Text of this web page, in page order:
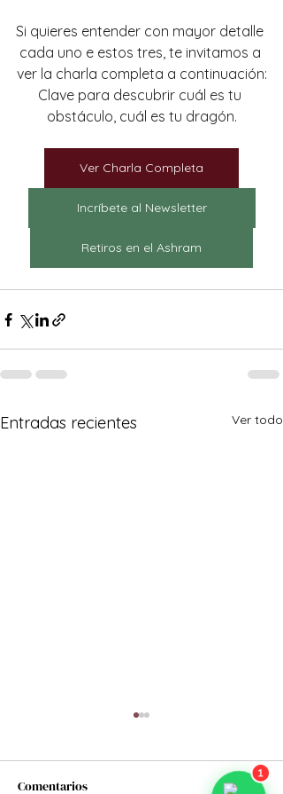
Si quieres entender con mayor detalle
cada uno e estos tres, te invitamos a
ver la charla completa a continuación:
Clave para descubrir cuál es tu
obstáculo, cuál es tu dragón.
Ver Charla Completa
Incríbete al Newsletter
Retiros en el Ashram
Entradas recientes Ver todo
Comentarios